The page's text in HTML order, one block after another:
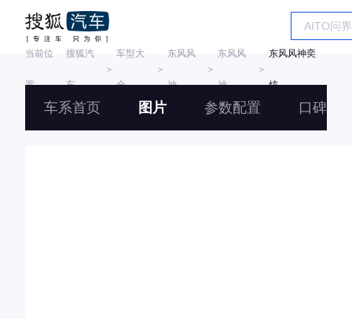
当前位
置:
搜狐汽
车
＞
车型大
全
＞
东风风
神
＞
东风风
神
＞
东风风神奕
炫
车系首页 图片 参数配置 口碑